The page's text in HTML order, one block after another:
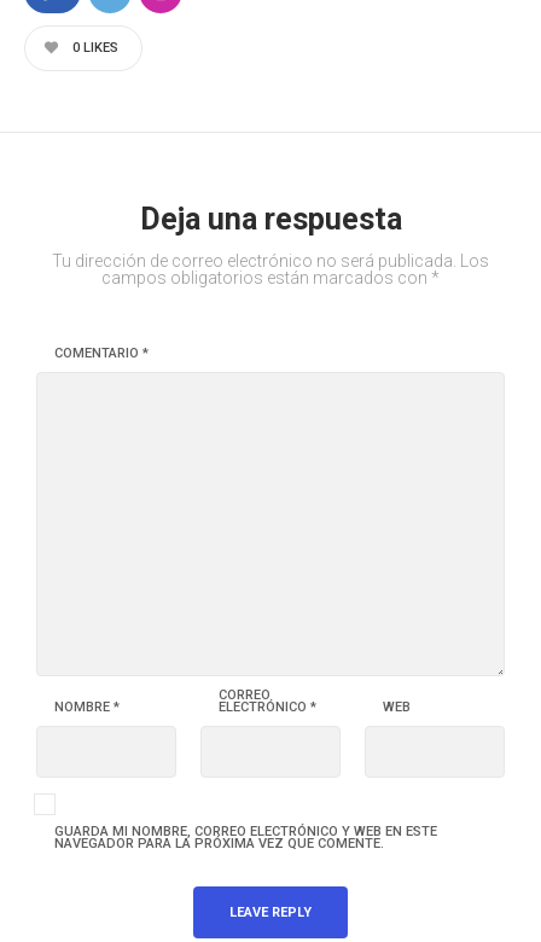
0 LIKES
Deja una respuesta
Tu dirección de correo electrónico no será publicada.
Los
campos obligatorios están marcados con *
COMENTARIO *
NOMBRE *
CORREO
ELECTRÓNICO * WEB
GUARDA MI NOMBRE, CORREO ELECTRÓNICO Y WEB EN ESTE
NAVEGADOR PARA LA PRÓXIMA VEZ QUE COMENTE.